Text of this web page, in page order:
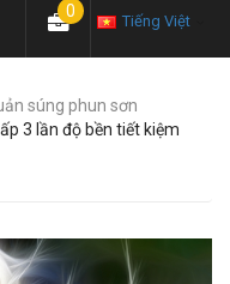
Tiếng Việt
0
súng phun sơn
3 lần độ bền tiết kiệm